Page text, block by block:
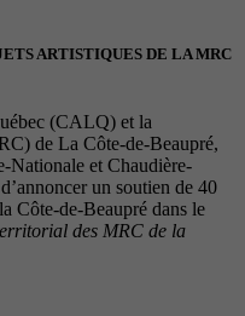
ARTISTIQUES DE LA MRC
(CALQ) et la
de La Côte-de-Beaupré,
Nationale et Chaudière-
un soutien de 40
Côte-de-Beaupré dans le
des MRC de la